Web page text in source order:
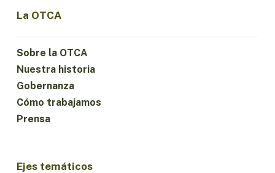
La OTCA
Sobre la OTCA
Nuestra historia
Gobernanza
Cómo trabajamos
Prensa
Ejes temáticos